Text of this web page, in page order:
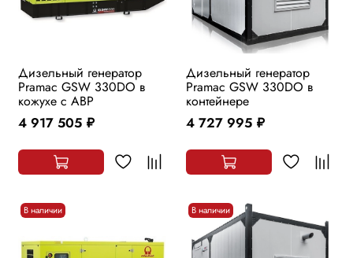
Дизельный генератор
Pramac GSW 330DO в
кожухе с АВР
4 917 505 руб.
Дизельный генератор
Pramac GSW 330DO в
контейнере
4 727 995 руб.
В наличии В наличии